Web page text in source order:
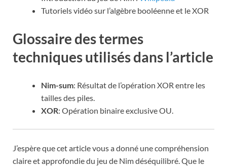
Tutoriels vidéo sur l’algèbre booléenne et le XOR
Glossaire des termes
techniques utilisés dans l’article
Nim-sum: Résultat de l’opération XOR entre les
tailles des piles.
XOR: Opération binaire exclusive OU.
J’espère que cet article vous a donné une compréhension
claire et approfondie du jeu de Nim déséquilibré. Que le